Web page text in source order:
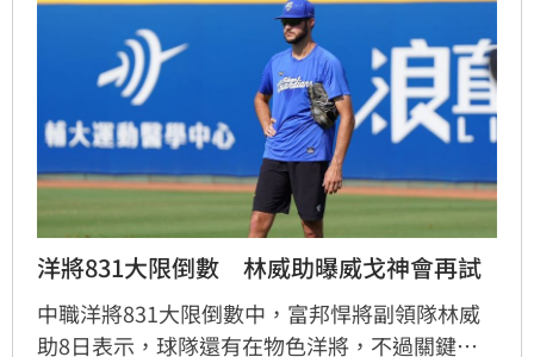
洋將831大限倒數　林威助曝威戈神會再試
中職洋將831大限倒數中，富邦悍將副領隊林威
助8日表示，球隊還有在物色洋將，不過關鍵在